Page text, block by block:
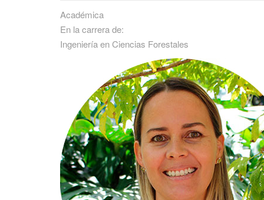
Académica
En la carrera de:
Ingeniería en Ciencias Forestales